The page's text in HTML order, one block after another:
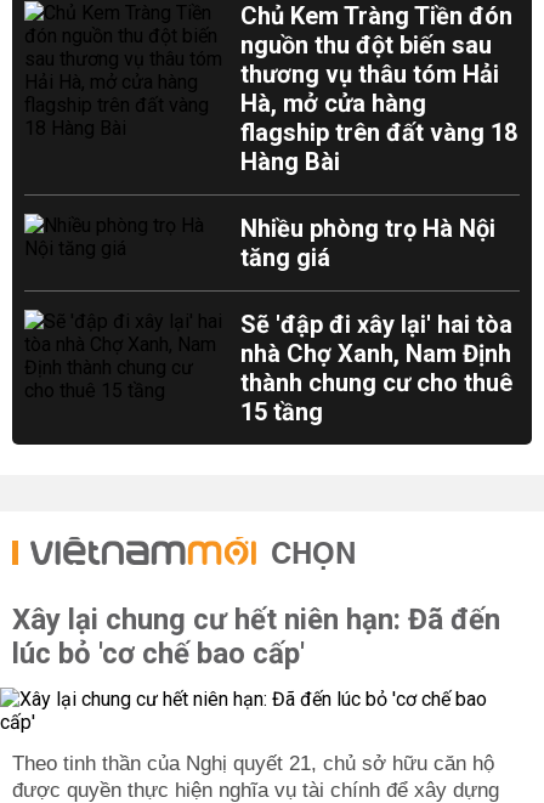
Chủ Kem Tràng Tiền đón
nguồn thu đột biến sau
thương vụ thâu tóm Hải
Hà, mở cửa hàng
flagship trên đất vàng 18
Hàng Bài
Nhiều phòng trọ Hà Nội
tăng giá
Sẽ 'đập đi xây lại' hai tòa
nhà Chợ Xanh, Nam Định
thành chung cư cho thuê
15 tầng
CHỌN
Xây lại chung cư hết niên hạn: Đã đến
lúc bỏ 'cơ chế bao cấp'
Theo tinh thần của Nghị quyết 21, chủ sở hữu căn hộ
được quyền thực hiện nghĩa vụ tài chính để xây dựng